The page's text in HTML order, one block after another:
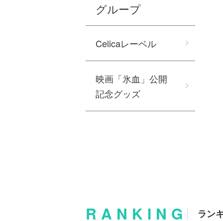
グループ
Celicaレーベル
映画「氷血」公開
記念グッズ
RANKING ラン